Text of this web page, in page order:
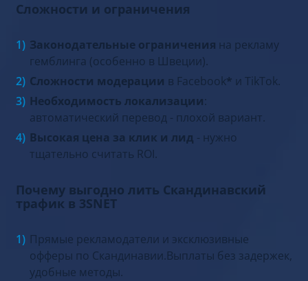
Сложности и ограничения
Законодательные ограничения на рекламу
гемблинга (особенно в Швеции).
Сложности модерации в Facebook* и TikTok.
Необходимость локализации:
автоматический перевод - плохой вариант.
Высокая цена за клик и лид - нужно
тщательно считать ROI.
Почему выгодно лить Скандинавский
трафик в 3SNET
Прямые рекламодатели и эксклюзивные
офферы по Скандинавии.Выплаты без задержек,
удобные методы.